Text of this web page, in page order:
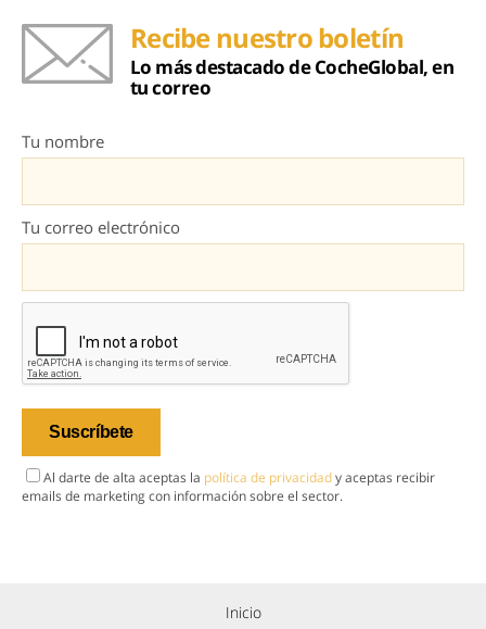
Recibe nuestro boletín
Lo más destacado de CocheGlobal, en
tu correo
Tu nombre
Tu correo electrónico
Al darte de alta aceptas la política de privacidady aceptas recibir
emails de marketing con información sobre el sector.
Inicio